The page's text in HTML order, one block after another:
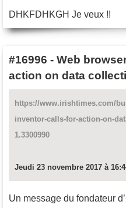
DHKFDHKGH Je veux !!
#16996 - Web
action on data
https://www.irishtimes.com/
inventor-calls-for-action-on-
1.3300990
Jeudi 23 novembre 2017 à
Un message du fondateur